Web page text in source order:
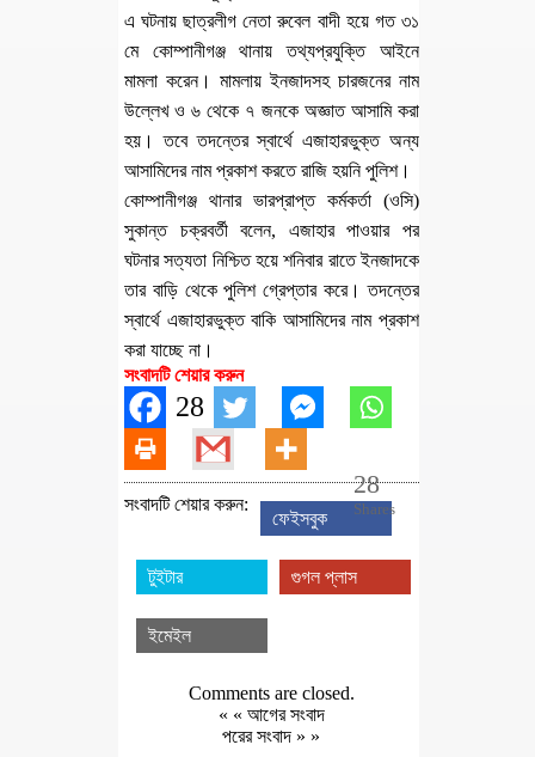
এ ঘটনায় ছাত্রলীগ নেতা রুবেল বাদী হয়ে গত ৩১
মে কোম্পানীগঞ্জ থানায় তথ্যপ্রযুক্তি আইনে
মামলা করেন। মামলায় ইনজাদসহ চারজনের নাম
উল্লেখ ও ৬ থেকে ৭ জনকে অজ্ঞাত আসামি করা
হয়। তবে তদন্তের স্বার্থে এজাহারভুক্ত অন্য
আসামিদের নাম প্রকাশ করতে রাজি হয়নি পুলিশ।
কোম্পানীগঞ্জ থানার ভারপ্রাপ্ত কর্মকর্তা (ওসি)
সুকান্ত চক্রবর্তী বলেন, এজাহার পাওয়ার পর
ঘটনার সত্যতা নিশ্চিত হয়ে শনিবার রাতে ইনজাদকে
তার বাড়ি থেকে পুলিশ গ্রেপ্তার করে। তদন্তের
স্বার্থে এজাহারভুক্ত বাকি আসামিদের নাম প্রকাশ
করা যাচ্ছে না।
সংবাদটি শেয়ার করুন
28
28
Shares
সংবাদটি শেয়ার করুন:
ফেইসবুক
টুইটার গুগল প্লাস
ইমেইল
Comments are closed.
« « আগের সংবাদ
পরের সংবাদ » »